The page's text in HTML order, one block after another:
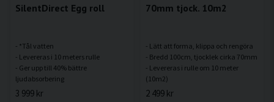
SilentDirect Egg roll
- *Tål vatten
- Levereras i 10 meters rulle
- Ger upp till 40% bättre
3 999 kr
70mm tjock. 10m2
- Lätt att forma, klippa och rengöra
- Bredd 100cm, tjocklek cirka 70mm
- Levereras i rulle om 10 meter
2 499 kr